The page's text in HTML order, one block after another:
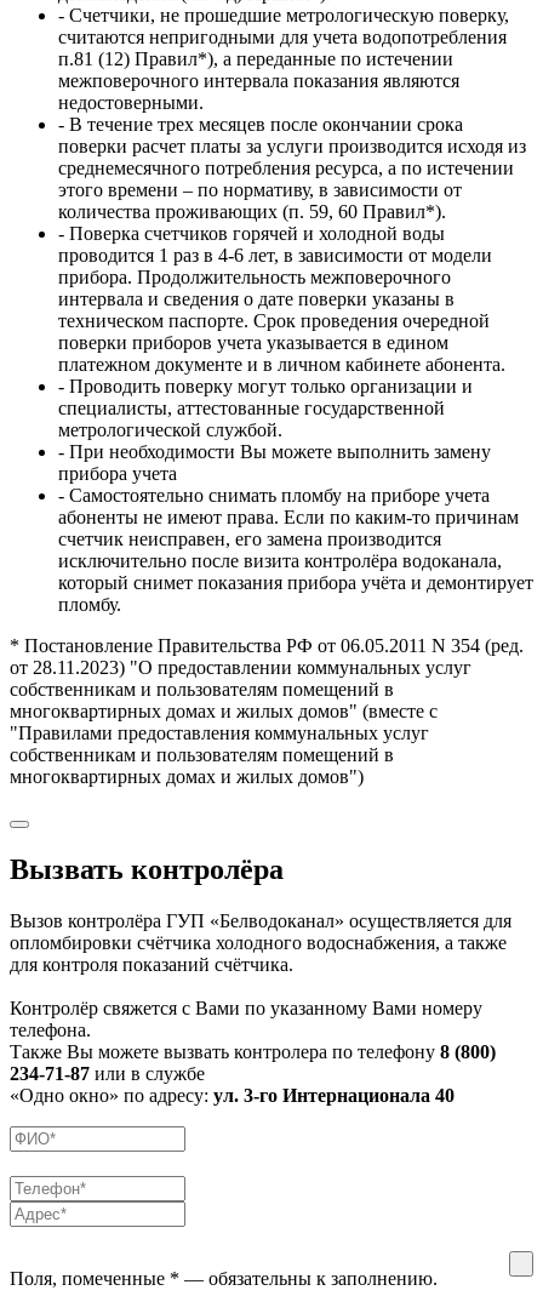
- Счетчики, не прошедшие метрологическую поверку,
считаются непригодными для учета водопотребления
п.81 (12) Правил*), а переданные по истечении
межповерочного интервала показания являются
недостоверными.
- В течение трех месяцев после окончании срока
поверки расчет платы за услуги производится исходя из
среднемесячного потребления ресурса, а по истечении
этого времени – по нормативу, в зависимости от
количества проживающих (п. 59, 60 Правил*).
- Поверка счетчиков горячей и холодной воды
проводится 1 раз в 4-6 лет, в зависимости от модели
прибора. Продолжительность межповерочного
интервала и сведения о дате поверки указаны в
техническом паспорте. Срок проведения очередной
поверки приборов учета указывается в едином
платежном документе и в личном кабинете абонента.
- Проводить поверку могут только организации и
специалисты, аттестованные государственной
метрологической службой.
- При необходимости Вы можете выполнить замену
прибора учета
- Самостоятельно снимать пломбу на приборе учета
абоненты не имеют права. Если по каким-то причинам
счетчик неисправен, его замена производится
исключительно после визита контролёра водоканала,
который снимет показания прибора учёта и демонтирует
пломбу.
* Постановление Правительства РФ от 06.05.2011 N 354 (ред.
от 28.11.2023) "О предоставлении коммунальных услуг
собственникам и пользователям помещений в
многоквартирных домах и жилых домов" (вместе с
"Правилами предоставления коммунальных услуг
собственникам и пользователям помещений в
многоквартирных домах и жилых домов")
Вызвать контролёра
Вызов контролёра ГУП «Белводоканал» осуществляется для
опломбировки счётчика холодного водоснабжения, а также
для контроля показаний счётчика.
Контролёр свяжется с Вами по указанному Вами номеру
телефона.
Также Вы можете вызвать контролера по телефону 8 (800)
234-71-87 или в службе
«Одно окно» по адресу: ул. 3-го Интернационала 40
Поля, помеченные * — обязательны к заполнению.